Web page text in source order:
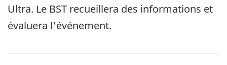
Ultra. Le BST recueillera des informations et
évaluera l'événement.